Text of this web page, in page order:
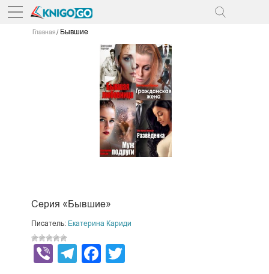
Главная Бывшие
Серия «Бывшие»
Писатель: Екатерина Кариди
ViberTelegram
Facebook